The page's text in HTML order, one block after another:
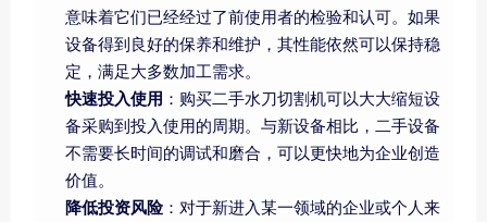
意味着它们已经经过了前使用者的检验和认可。如果
设备得到良好的保养和维护，其性能依然可以保持稳
定，满足大多数加工需求。
快速投入使用 ：购买二手水刀切割机可以大大缩短设
备采购到投入使用的周期。与新设备相比，二手设备
不需要长时间的调试和磨合，可以更快地为企业创造
价值。
降低投资风险：对于新进入某一领域的企业或个人来